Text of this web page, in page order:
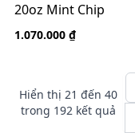
20oz Mint Chip
1.070.000 ₫
Hiển thị 21 đến 40
trong 192kết quả